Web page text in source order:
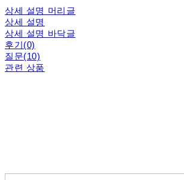
상세 설명 머리글
상세 설명
상세 설명 바닥글
후기(0)
질문(10)
관련 상품